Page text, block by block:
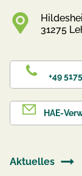
31275
+49
HAE-
Aktuelles